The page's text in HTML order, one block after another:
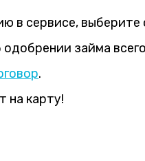
в сервисе, выберите
займа
.
на карту!